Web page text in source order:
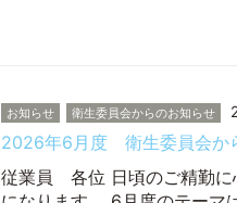
お知らせ 衛生委員会からのお知らせ
2026年6月度 衛生委員会か
従業員 各位 日頃のご精勤に